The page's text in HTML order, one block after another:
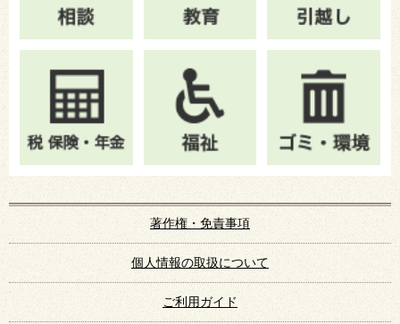
著作権・免責事項
個人情報の取扱について
ご利用ガイド